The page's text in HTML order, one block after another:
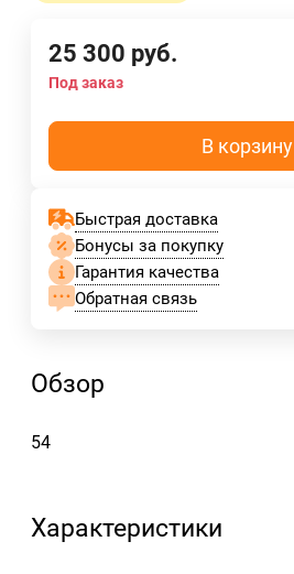
25 300 руб.
Под заказ
В корзину
Быстрая доставка
Бонусы за покупку
Гарантия качества
Обратная связь
Обзор
54
Характеристики